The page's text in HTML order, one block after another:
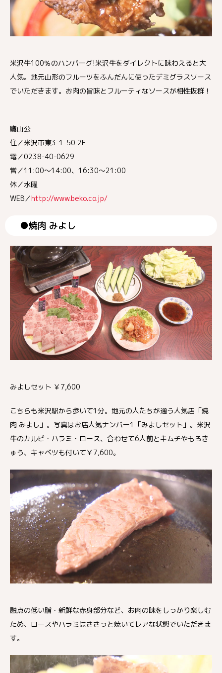
米沢牛100％のハンバーグ!米沢牛をダイレクトに味わえると大
人気。地元山形のフルーツをふんだんに使ったデミグラスソース
でいただきます。お肉の旨味とフルーティなソースが相性抜群！
鷹山公
住／米沢市東3-1-50 2F
電／0238-40-0629
営／11:00～14:00、16:30～21:00
休／水曜
WEB／http://www.beko.co.jp/
●焼肉 みよし
みよしセット ￥7,600
こちらも米沢駅から歩いて1分。地元の人たちが通う人気店「焼
肉 みよし」。写真はお店人気ナンバー1「みよしセット」。米沢
牛のカルビ・ハラミ・ロース、合わせて6人前とキムチやもろき
ゅう、キャベツも付いて￥7,600。
融点の低い脂・新鮮な赤身部分など、お肉の味をしっかり楽しむ
ため、ロースやハラミはささっと焼いてレアな状態でいただきま
す。